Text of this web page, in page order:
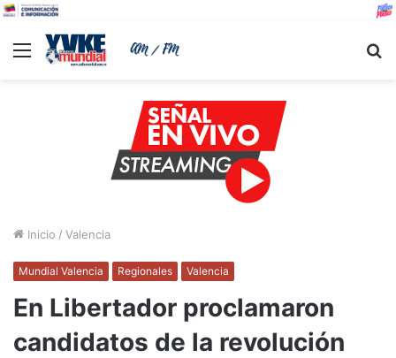
Menu
Inicio / Valencia
Mundial Valencia Regionales Valencia
En Libertador proclamaron
candidatos de la revolución